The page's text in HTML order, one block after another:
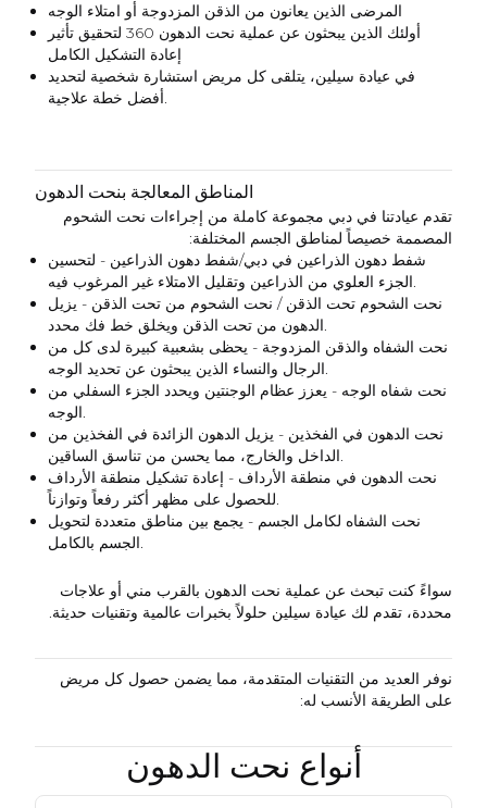
المرضى الذين يعانون من الذقن المزدوجة أو امتلاء الوجه
أولئك الذين يبحثون عن عملية نحت الدهون 360 لتحقيق تأثير
إعادة التشكيل الكامل
في عيادة سيلين، يتلقى كل مريض استشارة شخصية لتحديد
أفضل خطة علاجية.
المناطق المعالجة بنحت الدهون
تقدم عيادتنا في دبي مجموعة كاملة من إجراءات نحت الشحوم
المصممة خصيصاً لمناطق الجسم المختلفة:
شفط دهون الذراعين في دبي/شفط دهون الذراعين - لتحسين
الجزء العلوي من الذراعين وتقليل الامتلاء غير المرغوب فيه.
نحت الشحوم تحت الذقن / نحت الشحوم من تحت الذقن - يزيل
الدهون من تحت الذقن ويخلق خط فك محدد.
نحت الشفاه والذقن المزدوجة - يحظى بشعبية كبيرة لدى كل من
الرجال والنساء الذين يبحثون عن تحديد الوجه.
نحت شفاه الوجه - يعزز عظام الوجنتين ويحدد الجزء السفلي من
الوجه.
نحت الدهون في الفخذين - يزيل الدهون الزائدة في الفخذين من
الداخل والخارج، مما يحسن من تناسق الساقين.
نحت الدهون في منطقة الأرداف - إعادة تشكيل منطقة الأرداف
للحصول على مظهر أكثر رفعاً وتوازناً.
نحت الشفاه لكامل الجسم - يجمع بين مناطق متعددة لتحويل
الجسم بالكامل.
سواءً كنت تبحث عن عملية نحت الدهون بالقرب مني أو علاجات
محددة، تقدم لك عيادة سيلين حلولاً بخبرات عالمية وتقنيات حديثة.
نوفر العديد من التقنيات المتقدمة، مما يضمن حصول كل مريض
على الطريقة الأنسب له:
أنواع نحت الدهون